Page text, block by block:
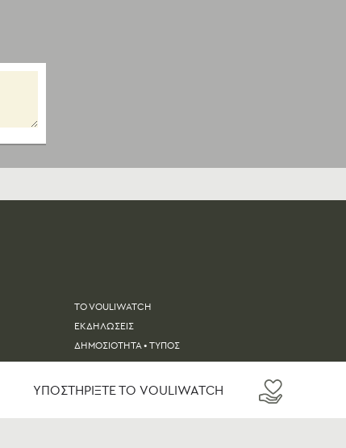
ΥΠΟΣΤΗΡΙΞΤΕ ΤΟ VOULIWATCH
TO VOULIWATCH
ΕΚΔΗΛΩΣΕΙΣ
ΔΗΜΟΣΙΟΤΗΤΑ • ΤΥΠΟΣ
ΟΔΗΓΙΕΣ ΧΡΗΣΗΣ